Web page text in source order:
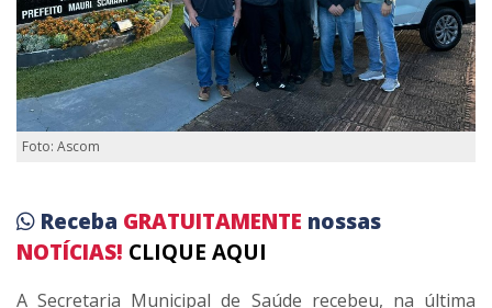
Foto: Ascom
Receba GRATUITAMENTE nossas
NOTÍCIAS! CLIQUE AQUI
A Secretaria Municipal de Saúde recebeu, na última